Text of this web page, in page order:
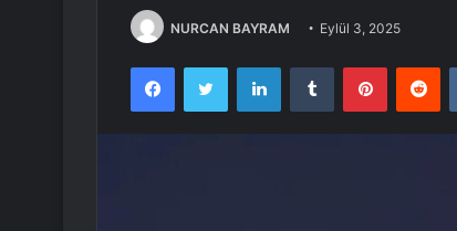
NURCAN BAYRAM Eylül 3, 2025
FacebookTwitter LinkedInTumblr Pinterest